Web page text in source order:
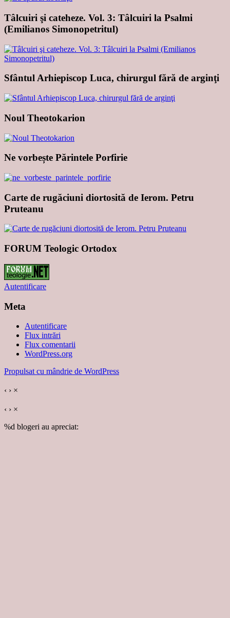
Tâlcuiri şi cateheze. Vol. 3: Tâlcuiri la Psalmi
(Emilianos Simonopetritul)
Sfântul Arhiepiscop Luca, chirurgul fără de arginţi
Noul Theotokarion
Ne vorbește Părintele Porfirie
Carte de rugăciuni diortosită de Ierom. Petru
Pruteanu
FORUM Teologic Ortodox
Autentificare
Meta
Autentificare
Flux intrări
Flux comentarii
WordPress.org
Propulsat cu mândrie de WordPress
‹ › ×
‹ › ×
%d blogeri au apreciat: